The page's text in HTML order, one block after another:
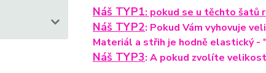
Náš TYP1: pokud se u těchto šatů
Náš TYP2: Pokud Vám vyhovuje
Materiál a střih je hodně elastický
Náš TYP3: A pokud zvolíte